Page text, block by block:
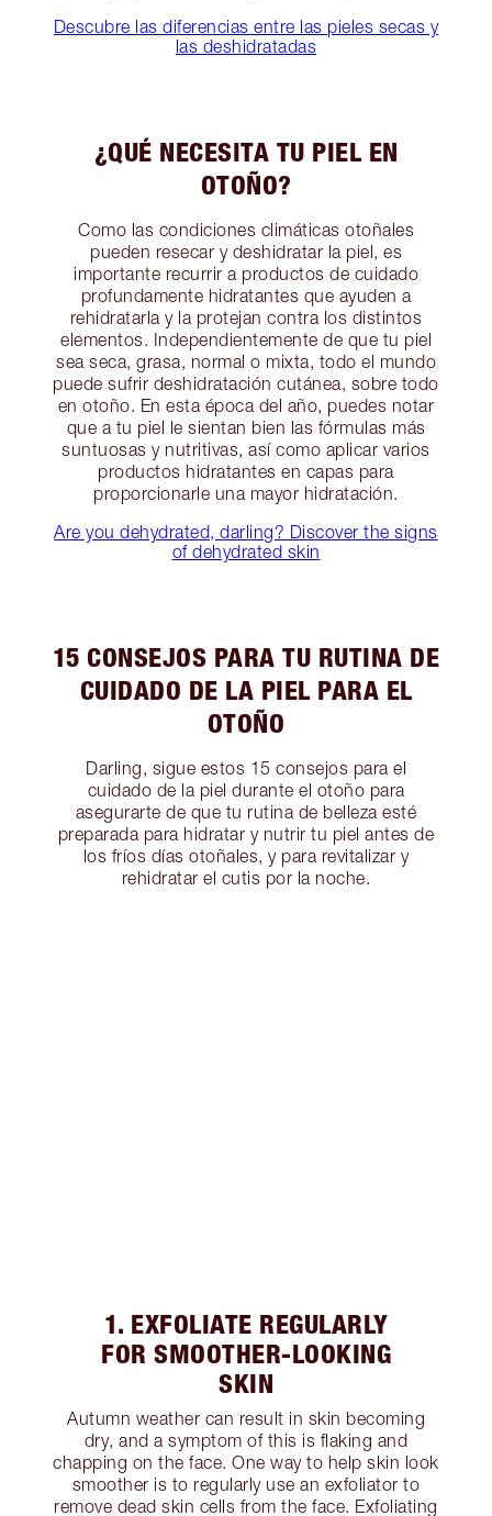
Descubre las diferencias entre las pieles secas y
las deshidratadas
¿QUÉ NECESITA TU PIEL EN
OTOÑO?
Como las condiciones climáticas otoñales
pueden resecar y deshidratar la piel, es
importante recurrir a productos de cuidado
profundamente hidratantes que ayuden a
rehidratarla y la protejan contra los distintos
elementos. Independientemente de que tu piel
sea seca, grasa, normal o mixta, todo el mundo
puede sufrir deshidratación cutánea, sobre todo
en otoño. En esta época del año, puedes notar
que a tu piel le sientan bien las fórmulas más
suntuosas y nutritivas, así como aplicar varios
productos hidratantes en capas para
proporcionarle una mayor hidratación.
Are you dehydrated, darling? Discover the signs
of dehydrated skin
15 CONSEJOS PARA TU RUTINA DE
CUIDADO DE LA PIEL PARA EL
OTOÑO
Darling, sigue estos 15 consejos para el
cuidado de la piel durante el otoño para
asegurarte de que tu rutina de belleza esté
preparada para hidratar y nutrir tu piel antes de
los fríos días otoñales, y para revitalizar y
rehidratar el cutis por la noche.
1. EXFOLIATE REGULARLY
FOR SMOOTHER-LOOKING
SKIN
Autumn weather can result in skin becoming
dry, and a symptom of this is flaking and
chapping on the face. One way to help skin look
smoother is to regularly use an exfoliator to
remove dead skin cells from the face. Exfoliating